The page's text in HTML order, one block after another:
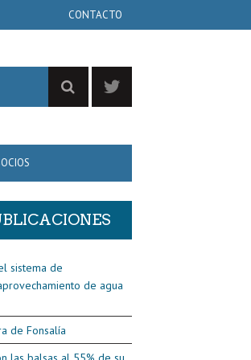
CONTACTO
sistema de
de agua
de Fonsalía